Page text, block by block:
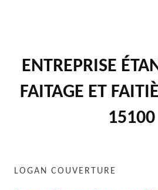
ENTREPRISE
FAITAGE ET
15100
LOGAN COUVERTURE